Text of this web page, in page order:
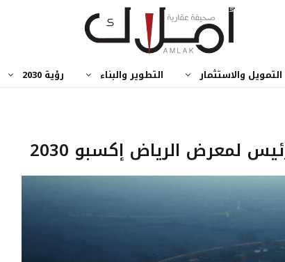
التمويل والاستثمار التطوير والبناء رؤية 2030
لمعرض الرياض إكسبو 2030